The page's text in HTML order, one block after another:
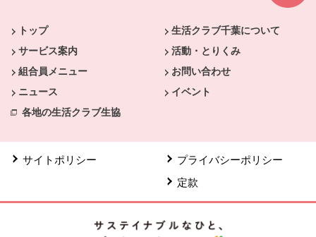
トップ
生活クラブ千葉について
サービス案内
活動・とりくみ
組合員メニュー
お問い合わせ
ニュース
イベント
各地の生活クラブ生協
サイトポリシー
プライバシーポリシー
定款